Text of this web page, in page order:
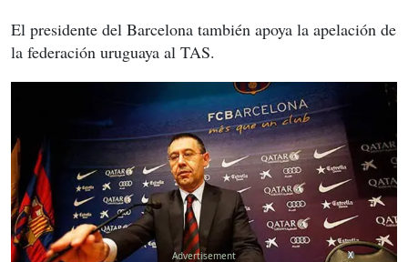
El presidente del Barcelona también apoya la apelación de
la federación uruguaya al TAS.
X